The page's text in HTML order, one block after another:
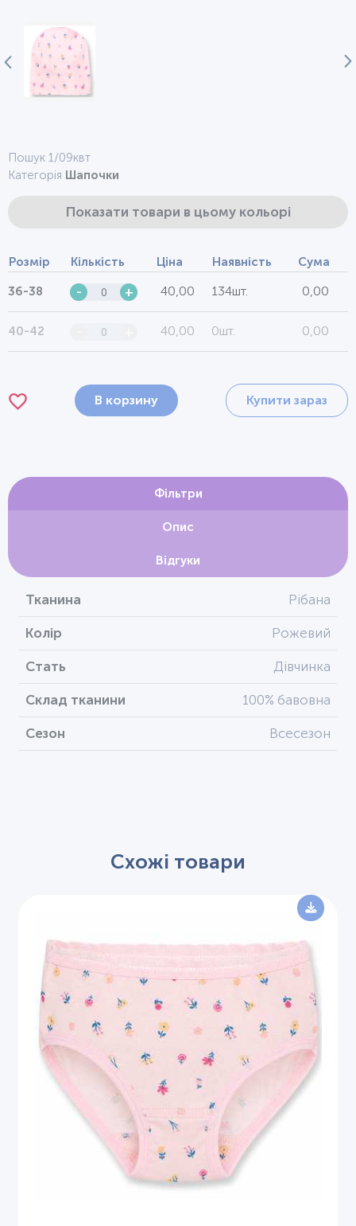
Пошук 1/09квт
Категорія Шапочки
Показати товари в цьому кольорі
Розмір Кількість Ціна Наявність Сума
36-38 - + 40,00 134шт. 0,00
40-42 40,00 0шт. 0,00
В корзину Купити зараз
Фільтри
Опис
Відгуки
Тканина Рібана
Колір Рожевий
Стать Дівчинка
Склад тканини 100% бавовна
Сезон Всесезон
Схожі товари